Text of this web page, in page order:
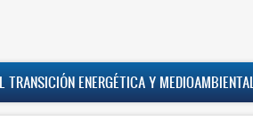
TRANSICIÓN ENERGÉTICA Y MEDIOAMBIENTAL